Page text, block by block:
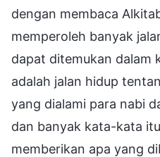
dengan membaca
memperoleh banyak
dapat ditemukan dalam
adalah jalan hidup
yang dialami para nabi
dan banyak kata-kata
memberikan apa yang